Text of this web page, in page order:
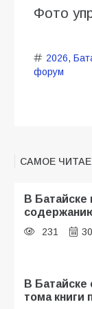
Фото
2026,
форум
САМОЕ
В
231
В Батайске
тома книги